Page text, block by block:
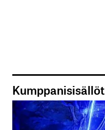
Kumppanisisällöt